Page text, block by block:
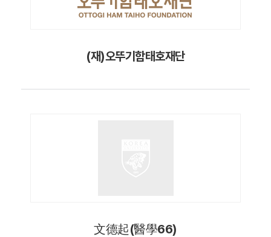
(재)오뚜기함태호재단
文德起(醫學66)